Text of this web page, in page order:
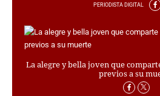
MEDIOS
PERIODISTA DIGITAL
La alegre y bella joven que
previos a su